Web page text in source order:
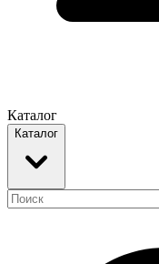
Каталог
Каталог